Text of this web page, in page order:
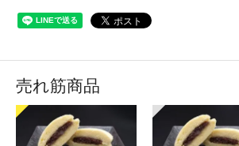
売れ筋商品